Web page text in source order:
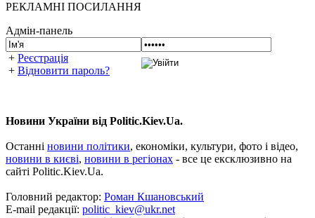
РЕКЛАМНІ ПОСИЛАННЯ
Адмін-панель
+ Реєстрація
+ Відновити пароль?
Новини України від Politic.Kiev.Ua.
Останні новини політики, економіки, культури, фото і відео,
новини в києві, новини в регіонах - все це ексклюзивно на
сайті Politic.Kiev.Ua.
Головний редактор: Роман Кшановський
E-mail редакції: politic_kiev@ukr.net